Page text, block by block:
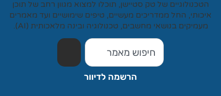
של טק סטיישן, תוכלו למצוא מגוון רחב של תוכן
החל ממדריכים מעשיים, טיפים שימושיים ועד מאמרים
מעמיקים בנושאי מחשבים, טכנולוגיה ובינה מלאכותית (AI).
הרשמה לדיוור